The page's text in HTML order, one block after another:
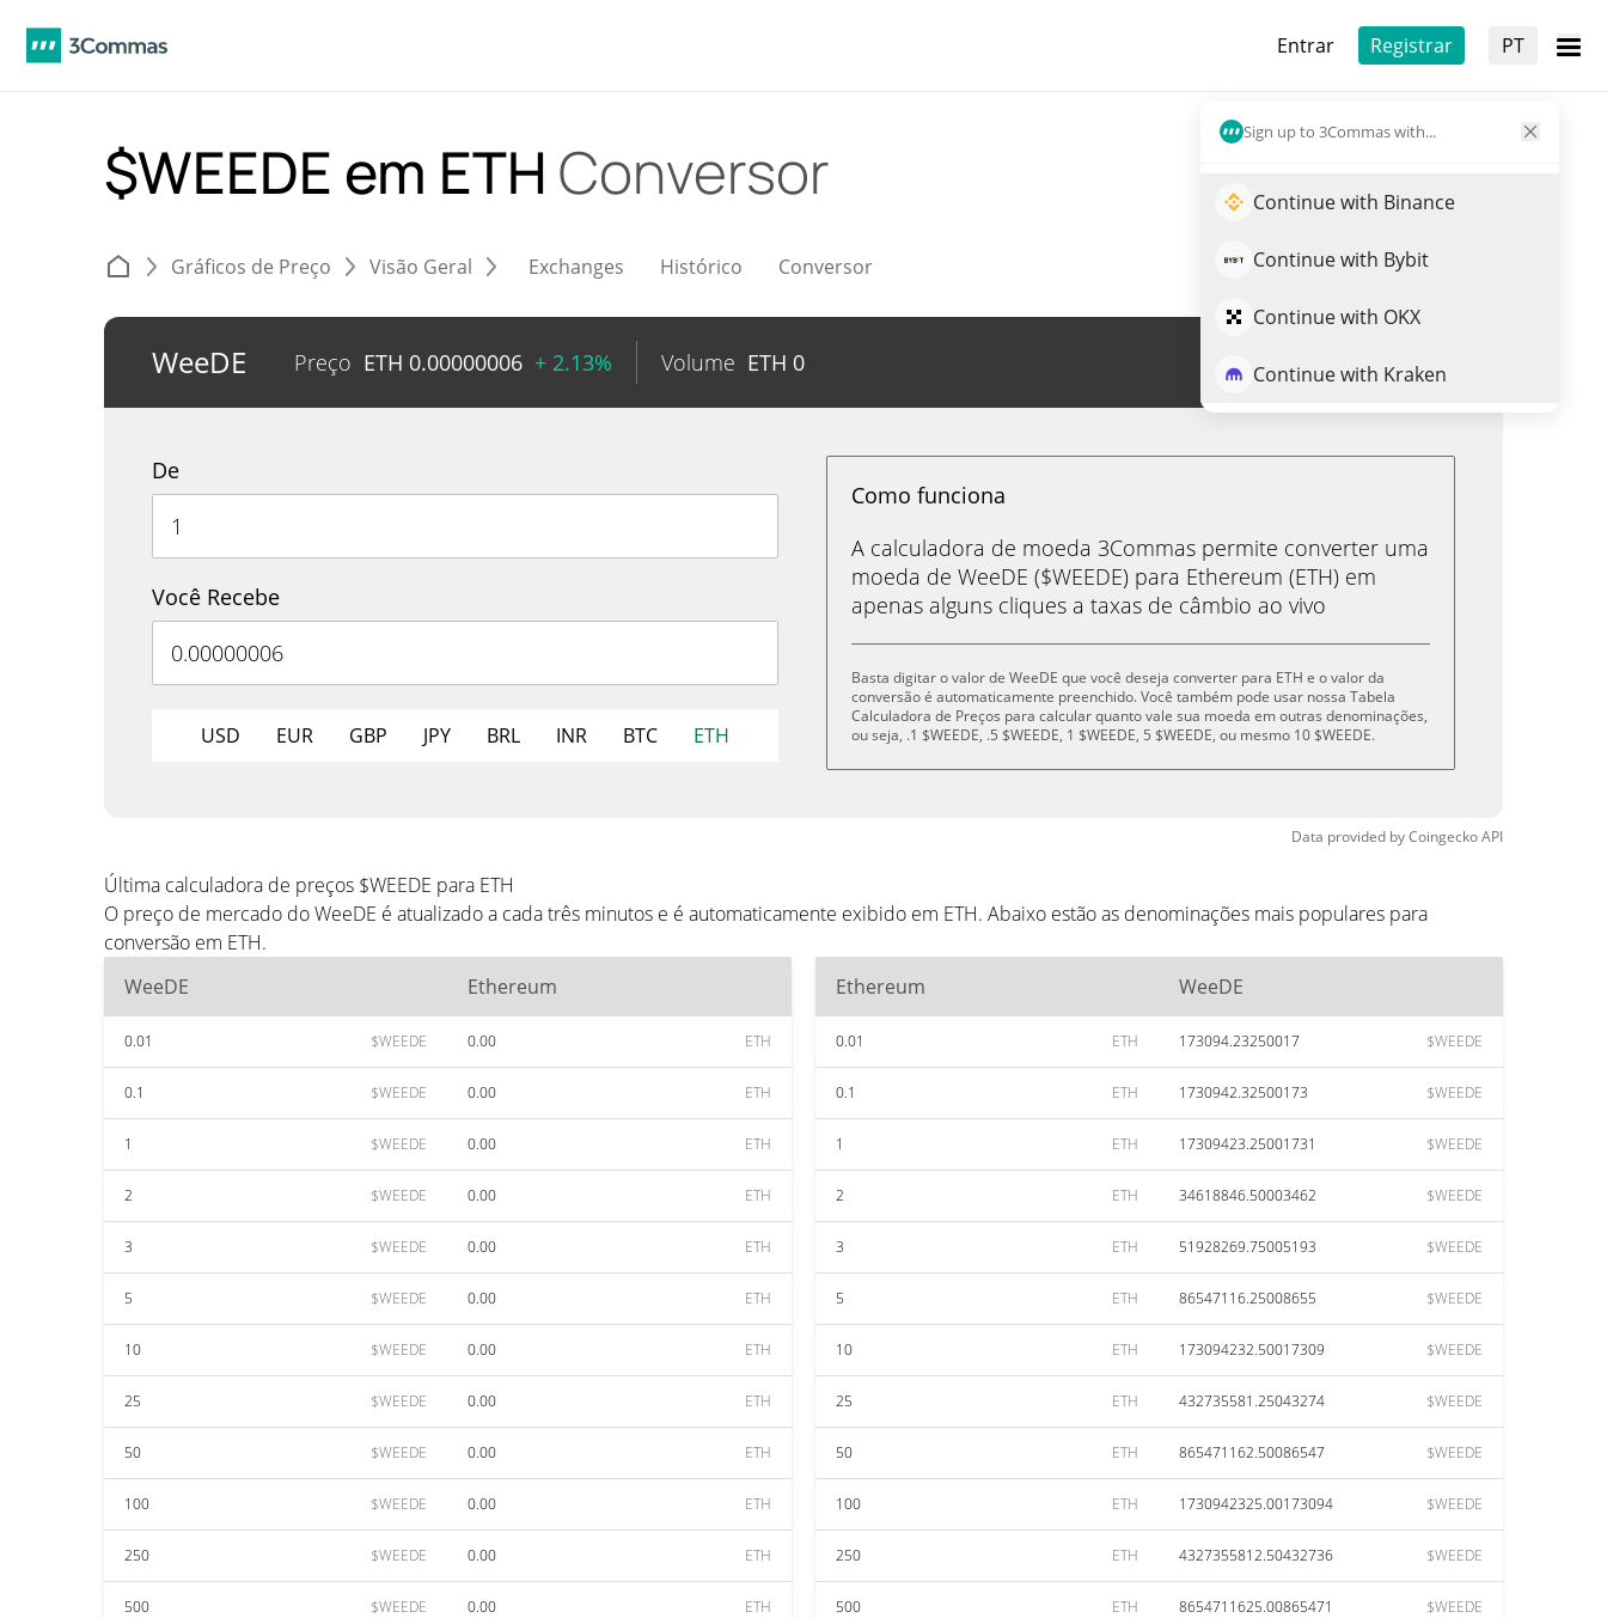
Entrar Registrar PT
Sign up to 3Commas with...
Continue with Binance
Continue with Bybit
Continue with OKX
Continue with Kraken
$WEEDE em ETH Conversor
Gráficos de Preço Visão Geral Exchanges Histórico Conversor
WeeDE Preço ETH 0.00000006 + 2.13% Volume ETH 0 Trade de $WEEDE
De
Você Recebe
USD EUR GBP JPY BRL INR BTC ETH
Como funciona
A calculadora de moeda 3Commas permite converter uma
moeda de WeeDE ($WEEDE) para Ethereum (ETH) em
apenas alguns cliques a taxas de câmbio ao vivo
Basta digitar o valor de WeeDE que você deseja converter para ETH e o valor da
conversão é automaticamente preenchido. Você também pode usar nossa Tabela
Calculadora de Preços para calcular quanto vale sua moeda em outras denominações,
ou seja, .1 $WEEDE, .5 $WEEDE, 1 $WEEDE, 5 $WEEDE, ou mesmo 10 $WEEDE.
Data provided byCoingeckoAPI
Última calculadora de preços $WEEDE para ETH
O preço de mercado do WeeDE é atualizado a cada três minutos e é automaticamente exibido em ETH. Abaixo estão as denominações mais populares para
conversão em ETH.
WeeDE
Ethereum
0.01 $WEEDE 0.00 ETH
0.1 $WEEDE 0.00 ETH
1 $WEEDE 0.00 ETH
2 $WEEDE 0.00 ETH
3 $WEEDE 0.00 ETH
5 $WEEDE 0.00 ETH
10 $WEEDE 0.00 ETH
25 $WEEDE 0.00 ETH
50 $WEEDE 0.00 ETH
100 $WEEDE 0.00 ETH
250 $WEEDE 0.00 ETH
500 $WEEDE 0.00 ETH
Ethereum WeeDE
0.01 ETH 173094.23250017 $WEEDE
0.1 ETH 1730942.32500173 $WEEDE
1 ETH 17309423.25001731 $WEEDE
2 ETH 34618846.50003462 $WEEDE
3 ETH 51928269.75005193 $WEEDE
5 ETH 86547116.25008655 $WEEDE
10 ETH 173094232.50017309 $WEEDE
25 ETH 432735581.25043274 $WEEDE
50 ETH 865471162.50086547 $WEEDE
100 ETH 1730942325.00173094 $WEEDE
250 ETH 4327355812.50432736 $WEEDE
500 ETH 8654711625.00865471 $WEEDE